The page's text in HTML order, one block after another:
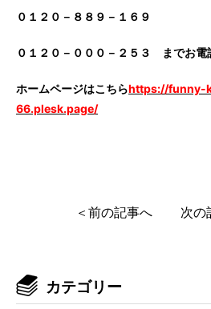
０１２０－８８９－１６９
０１２０－０００－２５３ までお電
ホームページはこちらhttps://funny-
66.plesk.page/
＜前の記事へ 次の
カテゴリー